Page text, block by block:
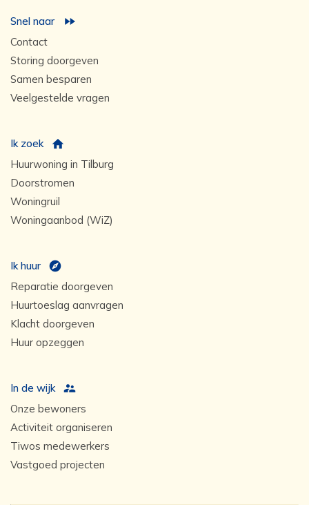
Snel naar
Contact
Storing doorgeven
Samen besparen
Veelgestelde vragen
Ik zoek
Huurwoning in Tilburg
Doorstromen
Woningruil
Woningaanbod (WiZ)
Ik huur
Reparatie doorgeven
Huurtoeslag aanvragen
Klacht doorgeven
Huur opzeggen
In de wijk
Onze bewoners
Activiteit organiseren
Tiwos medewerkers
Vastgoed projecten